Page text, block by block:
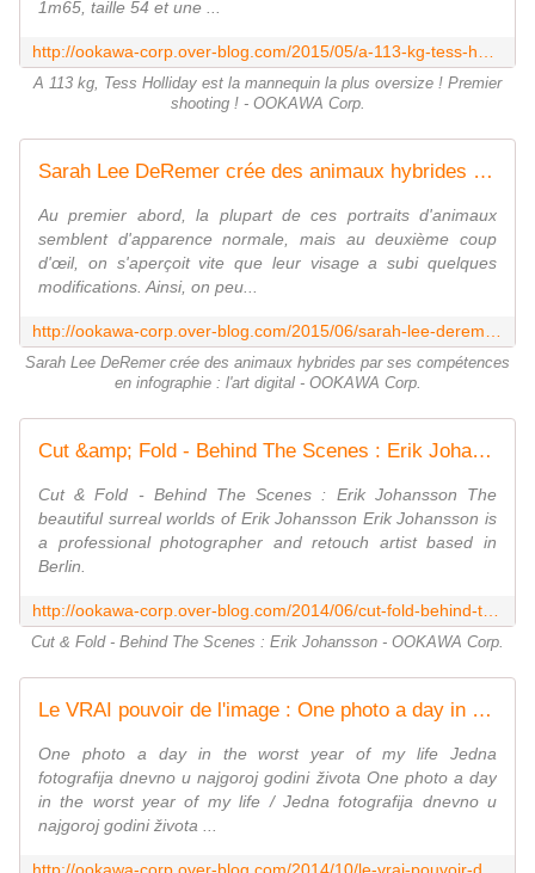
1m65, taille 54 et une ...
A 113 kg, Tess Holliday est la mannequin la plus oversize ! Premier
shooting ! - OOKAWA Corp.
Sarah Lee DeRemer crée des animaux hybrides par ses compétences en infographie : l'art digital - OOKAWA Corp.
Au premier abord, la plupart de ces portraits d'animaux
semblent d'apparence normale, mais au deuxième coup
d'œil, on s'aperçoit vite que leur visage a subi quelques
modifications. Ainsi, on peu...
Sarah Lee DeRemer crée des animaux hybrides par ses compétences
en infographie : l'art digital - OOKAWA Corp.
Cut &amp; Fold - Behind The Scenes : Erik Johansson - OOKAWA Corp.
Cut & Fold - Behind The Scenes : Erik Johansson The
beautiful surreal worlds of Erik Johansson Erik Johansson is
a professional photographer and retouch artist based in
Berlin.
Cut & Fold - Behind The Scenes : Erik Johansson - OOKAWA Corp.
Le VRAI pouvoir de l'image : One photo a day in the worst year of my life - OOKAWA Corp.
One photo a day in the worst year of my life Jedna
fotografija dnevno u najgoroj godini života One photo a day
in the worst year of my life / Jedna fotografija dnevno u
najgoroj godini života ...